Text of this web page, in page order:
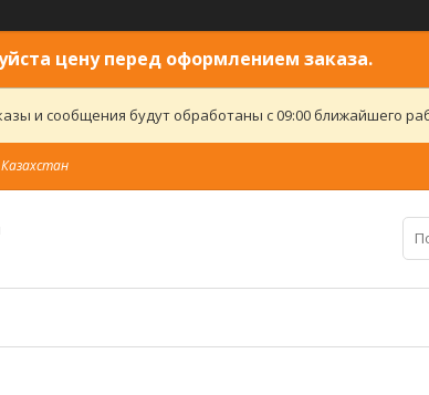
цену перед оформлением заказа.
и сообщения будут обработаны с 09:00 ближайшего